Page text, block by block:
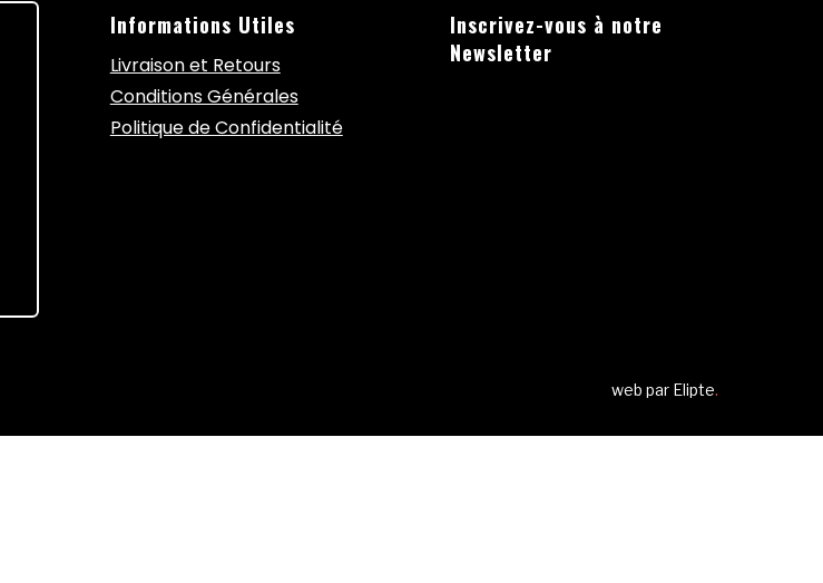
Informations Utiles
Livraison et Retours
Conditions Générales
Politique de Confidentialité
Inscrivez-vous à notre
Newsletter
web par Elipte.